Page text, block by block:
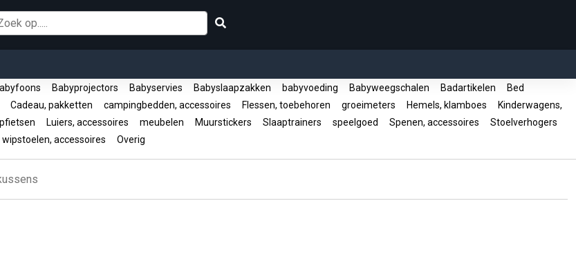
Babyprojectors Babyservies Babyslaapzakken babyvoeding Babyweegschalen Badartikelen
Bed
Cadeau, pakketten campingbedden, accessoires Flessen, toebehoren groeimeters Hemels, klamboes
Kinderwagens,
Luiers, accessoires meubelen Muurstickers Slaaptrainers speelgoed Spenen, accessoires
Stoelverhogers
wipstoelen, accessoires Overig